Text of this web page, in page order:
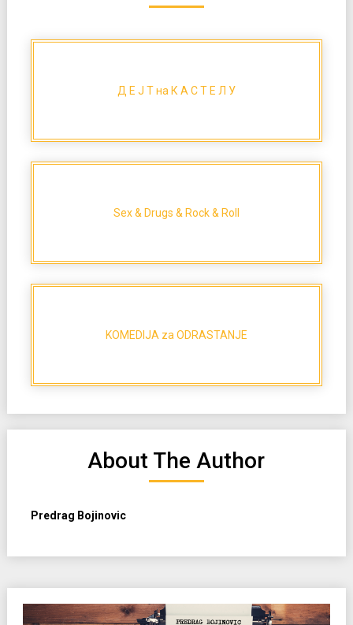
Д Е Ј Т на К А С Т Е Л У
Sex & Drugs & Rock & Roll
KOMEDIJA za ODRASTANJE
About The Author
Predrag Bojinovic